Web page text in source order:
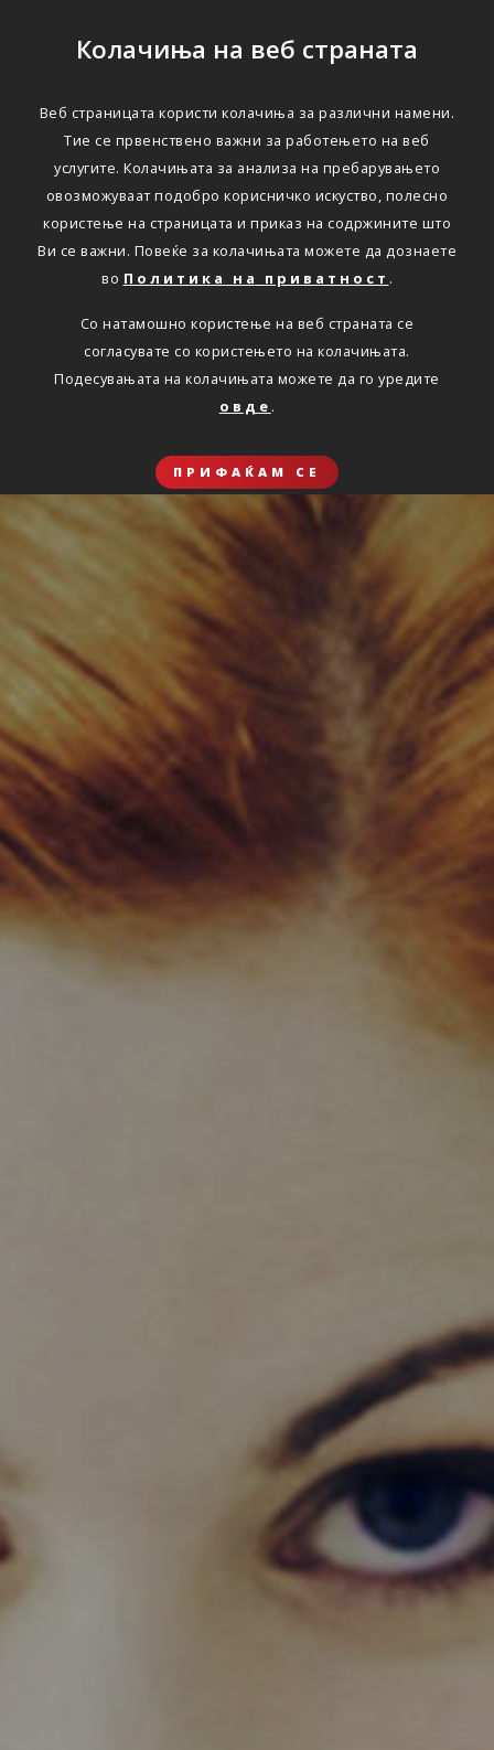
Колачиња на веб страната
Веб страницата користи колачиња за различни намени.
Тие се првенствено важни за работењето на веб
услугите. Колачињата за анализа на пребарувањето
овозможуваат подобро корисничко искуство, полесно
користење на страницата и приказ на содржините што
Ви се важни. Повеќе за колачињата можете да дознаете
во Политика на приватност .
Со натамошно користење на веб страната се
согласувате со користењето на колачињата.
Подесувањата на колачињата можете да го уредите
овде .
ПРИФАЌАМ СЕ